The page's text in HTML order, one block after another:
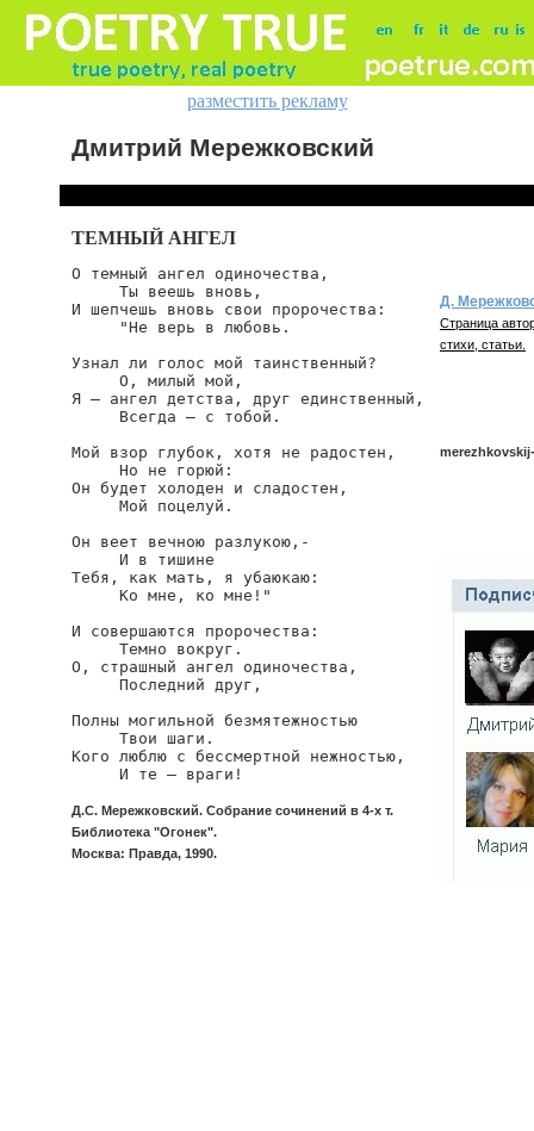
разместить рекламу
Дмитрий Мережковский
ТЕМНЫЙ АНГЕЛ
О темный ангел одиночества,
     Ты веешь вновь,
И шепчешь вновь свои пророчества:
     "Не верь в любовь.
Узнал ли голос мой таинственный?
     О, милый мой,
Я – ангел детства, друг единственный,
     Всегда – с тобой.
Мой взор глубок, хотя не радостен,
     Но не горюй:
Он будет холоден и сладостен,
     Мой поцелуй.
Он веет вечною разлукою,-
     И в тишине
Тебя, как мать, я убаюкаю:
     Ко мне, ко мне!"
И совершаются пророчества:
     Темно вокруг.
О, страшный ангел одиночества,
     Последний друг,
Полны могильной безмятежностью
     Твои шаги.
Кого люблю с бессмертной нежностью,
     И те – враги!
Д.С. Мережковский. Собрание сочинений в 4-х т.
Библиотека "Огонек".
Москва: Правда, 1990.
Д.
Страница
стихи, статьи.